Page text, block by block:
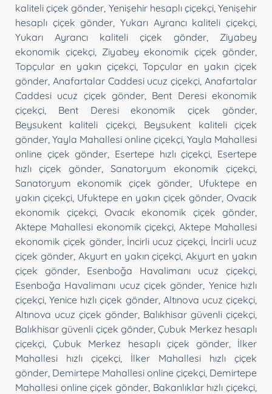
kaliteli çiçek gönder Yenişehir hesaplı çiçekçi,Yenişehir
hesaplı çiçek gönder ,Yukarı Ayrancı kaliteli çiçekçi
Yukarı Ayrancı kaliteli çiçek gönder
Ziyabey
ekonomik çiçekçi, Ziyabey ekonomik çiçek gönder
Topçular en yakın çiçekçi,Topçular en yakın çiçek
gönder Anafartalar Caddesi ucuz çiçekçi ,Anafartalar
Caddesi ucuz çiçek gönder
Bent Deresi ekonomik
çiçekçi
Bent Deresi ekonomik çiçek gönder
Beysukent kaliteli çiçekçi, Beysukent kaliteli çiçek
gönder Yayla Mahallesi online çiçekçi Yayla Mahallesi
online çiçek gönder
Esertepe hızlı çiçekçi
Esertepe
hızlı çiçek gönder
Sanatoryum ekonomik çiçekçi
Sanatoryum ekonomik çiçek gönder
Ufuktepe en
yakın çiçekçi Ufuktepe en yakın çiçek gönder Ovacık
ekonomik çiçekçi
Ovacık ekonomik çiçek gönder
Aktepe Mahallesi ekonomik çiçekçi ,Aktepe Mahallesi
ekonomik çiçek gönder, İncirli ucuz çiçekçi İncirli ucuz
çiçek gönder, Akyurt en yakın çiçekçi ,Akyurt en yakın
çiçek gönder
Esenboğa Havalimanı ucuz çiçekçi
Esenboğa Havalimanı ucuz çiçek gönder Yenice hızlı
çiçekçi ,Yenice hızlı çiçek gönder, Altınova ucuz çiçekçi
Altınova ucuz çiçek gönder Balıkhisar güvenli çiçekçi
Balıkhisar güvenli çiçek gönder ,Çubuk Merkez hesaplı
çiçekçi ,Çubuk Merkez hesaplı çiçek gönder, İlker
Mahallesi hızlı çiçekçi
İlker Mahallesi hızlı çiçek
gönder Demirtepe Mahallesi online çiçekçi Demirtepe
Mahallesi online çiçek gönder Bakanlıklar hızlı çiçekçi